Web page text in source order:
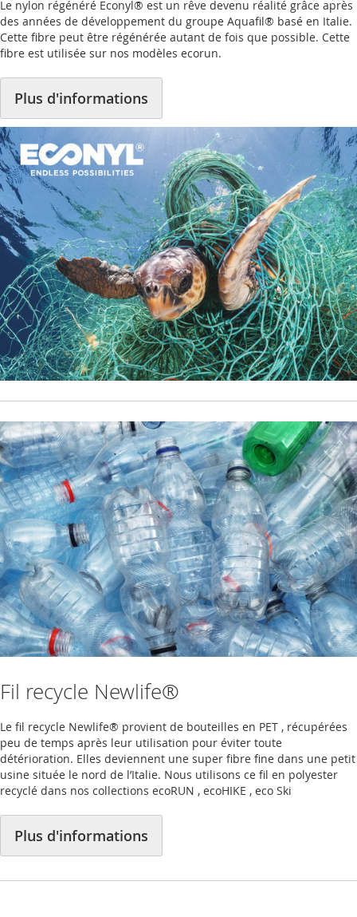
Le nylon régénéré Econyl® est un rêve devenu réalité grâce après
des années de développement du groupe Aquafil® basé en Italie.
Cette fibre peut être régénérée autant de fois que possible. Cette
fibre est utilisée sur nos modèles ecorun.
Plus d'informations
Fil recycle Newlife®
Le fil recycle Newlife® provient de bouteilles en PET , récupérées
peu de temps après leur utilisation pour éviter toute
détérioration. Elles deviennent une super fibre fine dans une petit
usine située le nord de l’Italie. Nous utilisons ce fil en polyester
recyclé dans nos collections ecoRUN , ecoHIKE , eco Ski
Plus d'informations